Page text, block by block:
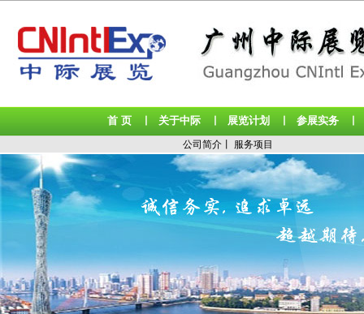
首 页 关于中际丨 展览计划 参展实务
公司简介 服务项目